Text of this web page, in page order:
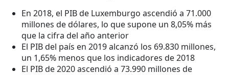
En 2018, el PIB de Luxemburgo ascendió a 71.000
millones de dólares, lo que supone un 8,05% más
que la cifra del año anterior
El PIB del país en 2019 alcanzó los 69.830 millones,
un 1,65% menos que los indicadores de 2018
El PIB de 2020 ascendió a 73.990 millones de